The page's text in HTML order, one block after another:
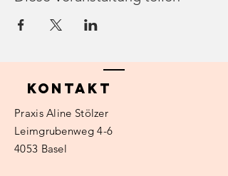
Kontakt
PraxisAline Stölzer
Leimgrubenweg 4-6
4053 Basel